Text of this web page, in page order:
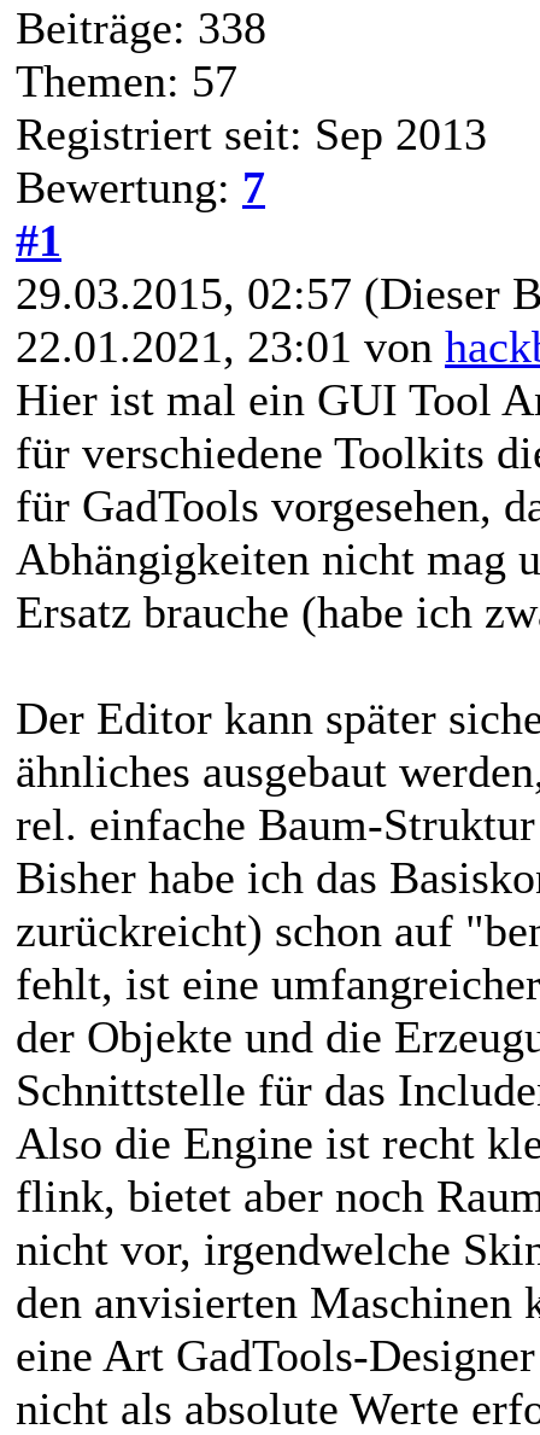
Beiträge: 338
Themen: 57
Registriert seit: Sep 2013
Bewertung: 7
#1
29.03.2015, 02:57 (Dieser
22.01.2021, 23:01 von
Hier ist mal ein GUI Tool
für verschiedene Toolkits
für GadTools vorgesehen,
Abhängigkeiten nicht mag
Ersatz brauche (habe ich
Der Editor kann später
ähnliches ausgebaut
rel. einfache Baum-
Bisher habe ich das
zurückreicht) schon auf
fehlt, ist eine
der Objekte und die
Schnittstelle für das
Also die Engine ist recht
flink, bietet aber noch
nicht vor, irgendwelche
den anvisierten Maschinen
eine Art GadTools-
nicht als absolute Werte